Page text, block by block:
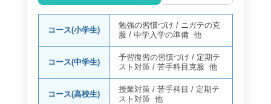
コース(小学生)
勉強の習慣づけ /ニガテの克
服 /中学入学の準備 他
コース(中学生)
予習復習の習慣づけ /定期テ
スト対策 /苦手科目克服 他
コース(高校生)
授業対策 /苦手科目 /定期テ
スト対策 他